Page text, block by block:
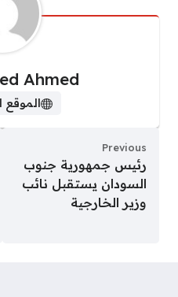
Ahmed
الموقع
Previous
رئيس جمهورية جنوب
السودان يستقبل نائب
وزير الخارجية